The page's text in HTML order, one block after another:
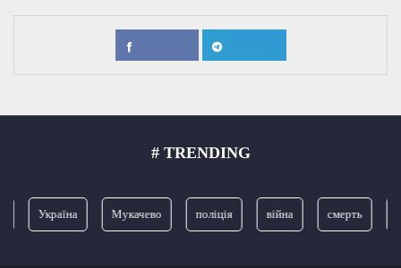
# TRENDING
Україна Мукачево поліція війна смерть